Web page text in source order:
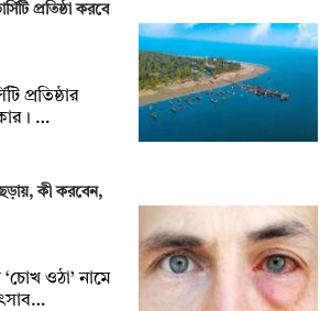
প্রতিষ্ঠা করবে
প্রতিষ্ঠার
…
কী করবেন,
ওঠা’ নামে